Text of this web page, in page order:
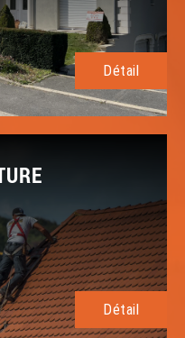
Détail
Détail